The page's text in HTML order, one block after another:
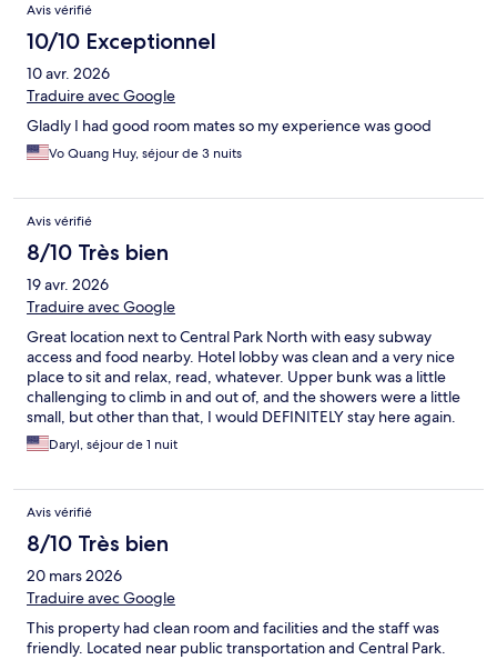
Avis vérifié
10/10 Exceptionnel
10 avr. 2026
Traduire avec Google
Gladly I had good room mates so my experience was good
Vo Quang Huy, séjour de 3 nuits
Avis vérifié
8/10 Très bien
19 avr. 2026
Traduire avec Google
Great location next to Central Park North with easy subway
access and food nearby. Hotel lobby was clean and a very nice
place to sit and relax, read, whatever. Upper bunk was a little
challenging to climb in and out of, and the showers were a little
small, but other than that, I would DEFINITELY stay here again.
Daryl, séjour de 1 nuit
Avis vérifié
8/10 Très bien
20 mars 2026
Traduire avec Google
This property had clean room and facilities and the staff was
friendly. Located near public transportation and Central Park.